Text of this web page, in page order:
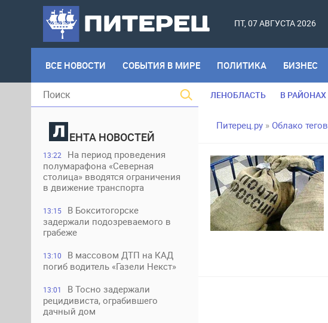
ПТ, 07 АВГУСТА 2026
ВСЕ НОВОСТИ СОБЫТИЯ В МИРЕ ПОЛИТИКА БИЗНЕС
ЕНТА НОВОСТЕЙ
13:22
На период проведения
полумарафона «Северная
столица» вводятся ограничения
в движение транспорта
13:15
В Бокситогорске
задержали подозреваемого в
грабеже
13:10
В массовом ДТП на КАД
погиб водитель «Газели Некст»
13:01
В Тосно задержали
рецидивиста, ограбившего
дачный дом
ЛЕНОБЛАСТЬ В РАЙОНАХ
Питерец.ру » Облако тегов